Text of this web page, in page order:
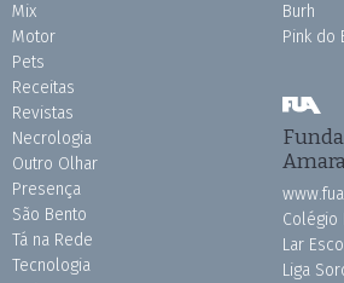
Mix
Motor
Pets
Receitas
Revistas
Necrologia
Outro Olhar
Presença
São Bento
Tá na Rede
Tecnologia
Burh
Pink do
Colégio
Lar
Liga